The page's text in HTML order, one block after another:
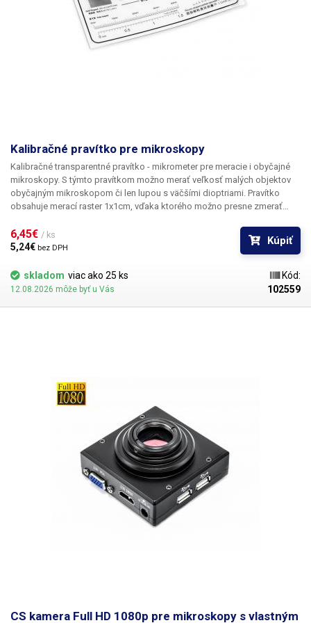
Kalibračné pravítko pre mikroskopy
Kalibračné transparentné pravítko - mikrometer pre meracie i obyčajné
mikroskopy. S týmto pravítkom možno merať veľkosť malých objektov
obyčajným mikroskopom či len lupou s väčšími dioptriami. Pravítko
obsahuje merací raster 1x1cm, vďaka ktorého možno presne zmerať
meranie koordinátu (os X a os Y) a meranie priemeru častíc alebo hrúbky
čiar. Vhodné tiež pre skalibrovanie počítačových USB meracích
Rozmery: 74x44mm
6,45€ / ks
5,24€ bez DPH
Kúpiť
skladom viac ako 25 ks
12.08.2026 môže byť u Vás
Kód:
102559
CS kamera Full HD 1080p pre mikroskopy s vlastným